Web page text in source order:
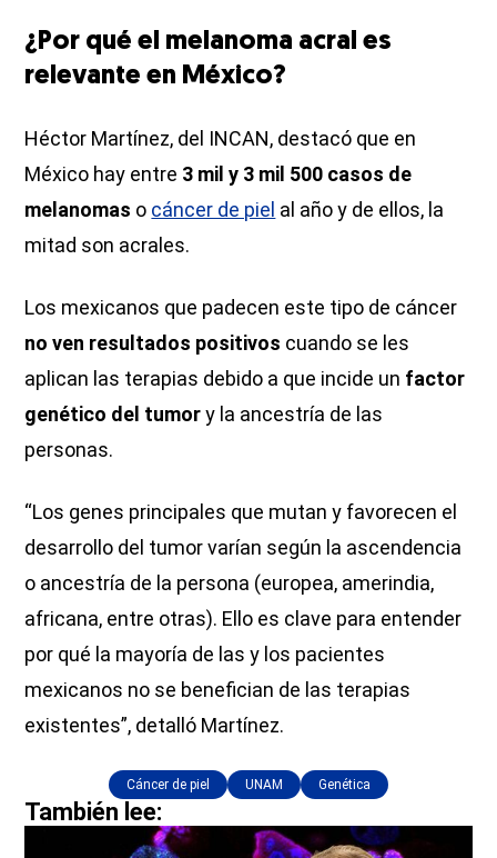
¿Por qué el melanoma acral es
relevante en México?
Héctor Martínez, del INCAN, destacó que en
México hay entre 3 mil y 3 mil 500 casos de
melanomas o cáncer de piel al año y de ellos, la
mitad son acrales.
Los mexicanos que padecen este tipo de cáncer
no ven resultados positivos cuando se les
aplican las terapias debido a que incide un factor
genético del tumory la ancestría de las
personas.
“Los genes principales que mutan y favorecen el
desarrollo del tumor varían según la ascendencia
o ancestría de la persona (europea, amerindia,
africana, entre otras). Ello es clave para entender
por qué la mayoría de las y los pacientes
mexicanos no se benefician de las terapias
existentes”, detalló Martínez.
Cáncer de piel UNAM Genética
También lee: